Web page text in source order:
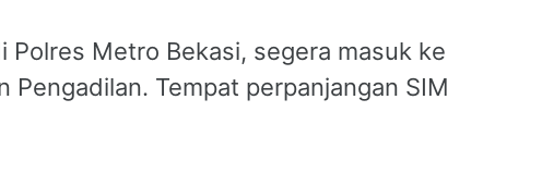
Polres Metro Bekasi, segera masuk ke
Pengadilan. Tempat perpanjangan SIM